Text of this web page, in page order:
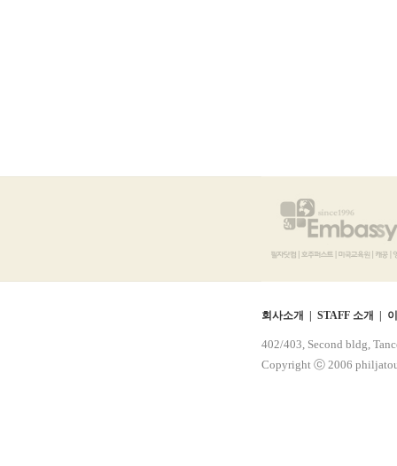
회사소개 | STAFF 소개 |
402/403, Second bldg,
Copyright ⓒ 2006